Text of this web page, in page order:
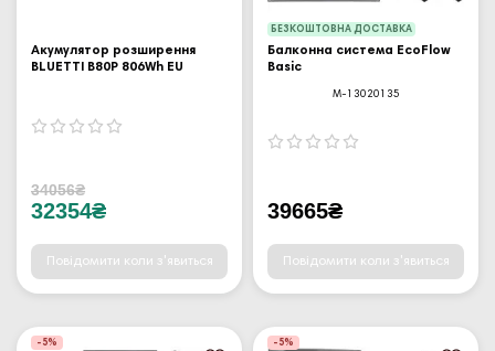
Акумулятор розширення
BLUETTI B80P 806Wh EU
34056₴
32354₴
Повідомити коли з'явиться
БЕЗКОШТОВНА ДОСТАВКА
Балконна система EcoFlow
Basic
M-13020135
39665₴
Повідомити коли з'явиться
-5% -5%